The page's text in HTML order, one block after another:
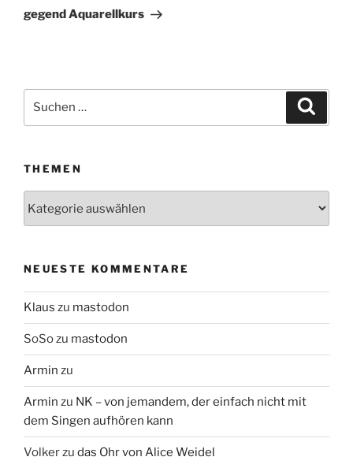
Beitrag
gegend Aquarellkurs
Suchen
THEMEN
NEUESTE KOMMENTARE
Klaus zu mastodon
SoSozu mastodon
Armin zu
Armin zu NK – von jemandem, der einfach nicht mit
dem Singen aufhören kann
Volkerzu das Ohr von Alice Weidel